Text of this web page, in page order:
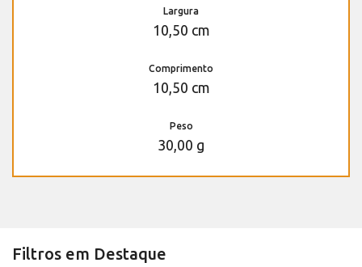
Largura
10,50 cm
Comprimento
10,50 cm
Peso
30,00 g
Filtros em Destaque